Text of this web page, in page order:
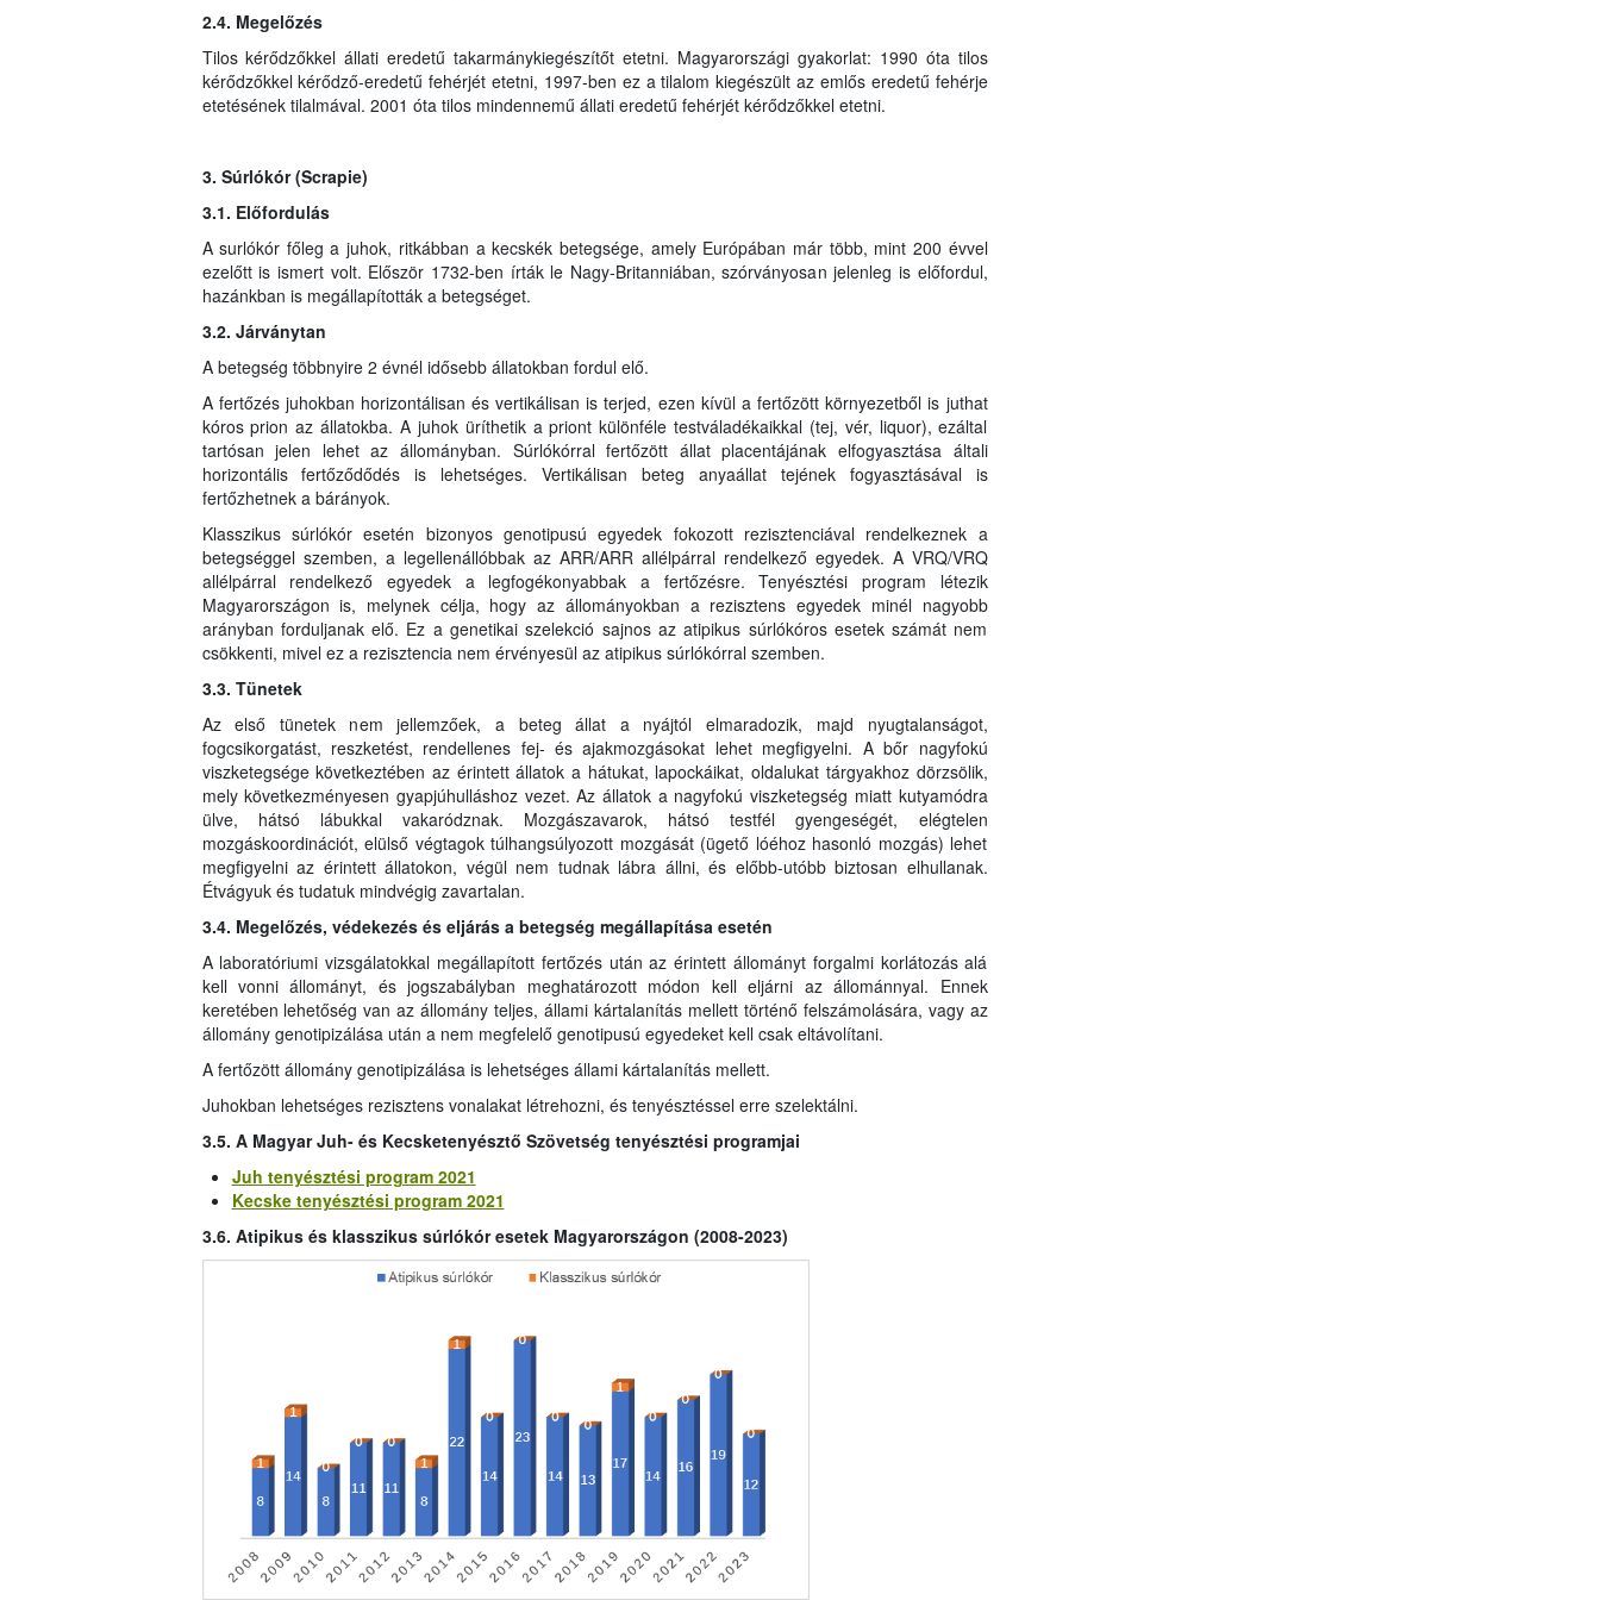
2.4. Megelőzés
Tilos kérődzőkkel állati eredetű takarmánykiegészítőt etetni. Magyarországi gyakorlat: 1990 óta tilos
kérődzőkkel kérődző-eredetű fehérjét etetni, 1997-ben ez a tilalom kiegészült az emlős eredetű fehérje
etetésének tilalmával. 2001 óta tilos mindennemű állati eredetű fehérjét kérődzőkkel etetni.
3. Súrlókór (Scrapie)
3.1. Előfordulás
A surlókór főleg a juhok, ritkábban a kecskék betegsége, amely Európában már több, mint 200 évvel
ezelőtt is ismert volt. Először 1732-ben írták le Nagy-Britanniában, szórványosan jelenleg is előfordul,
hazánkban is megállapították a betegséget.
3.2. Járványtan
A betegség többnyire 2 évnél idősebb állatokban fordul elő.
A fertőzés juhokban horizontálisan és vertikálisan is terjed, ezen kívül a fertőzött környezetből is juthat
kóros prion az állatokba. A juhok üríthetik a priont különféle testváladékaikkal (tej, vér, liquor), ezáltal
tartósan jelen lehet az állományban. Súrlókórral fertőzött állat placentájának elfogyasztása általi
horizontális fertőződődés is lehetséges. Vertikálisan beteg anyaállat tejének fogyasztásával is
fertőzhetnek a bárányok.
Klasszikus súrlókór esetén bizonyos genotipusú egyedek fokozott rezisztenciával rendelkeznek a
betegséggel szemben, a legellenállóbbak az ARR/ARR allélpárral rendelkező egyedek. A VRQ/VRQ
allélpárral rendelkező egyedek a legfogékonyabbak a fertőzésre. Tenyésztési program létezik
Magyarországon is, melynek célja, hogy az állományokban a rezisztens egyedek minél nagyobb
arányban forduljanak elő. Ez a genetikai szelekció sajnos az atipikus súrlókóros esetek számát nem
csökkenti, mivel ez a rezisztencia nem érvényesül az atipikus súrlókórral szemben.
3.3. Tünetek
Az első tünetek nem jellemzőek, a beteg állat a nyájtól elmaradozik, majd nyugtalanságot,
fogcsikorgatást, reszketést, rendellenes fej- és ajakmozgásokat lehet megfigyelni. A bőr nagyfokú
viszketegsége következtében az érintett állatok a hátukat, lapockáikat, oldalukat tárgyakhoz dörzsölik,
mely következményesen gyapjúhulláshoz vezet. Az állatok a nagyfokú viszketegség miatt kutyamódra
ülve, hátsó lábukkal vakaródznak. Mozgászavarok, hátsó testfél gyengeségét, elégtelen
mozgáskoordinációt, elülső végtagok túlhangsúlyozott mozgását (ügető lóéhoz hasonló mozgás) lehet
megfigyelni az érintett állatokon, végül nem tudnak lábra állni, és előbb-utóbb biztosan elhullanak.
Étvágyuk és tudatuk mindvégig zavartalan.
3.4. Megelőzés, védekezés és eljárás a betegség megállapítása esetén
A laboratóriumi vizsgálatokkal megállapított fertőzés után az érintett állományt forgalmi korlátozás alá
kell vonni állományt, és jogszabályban meghatározott módon kell eljárni az állománnyal. Ennek
keretében lehetőség van az állomány teljes, állami kártalanítás mellett történő felszámolására, vagy az
állomány genotipizálása után a nem megfelelő genotipusú egyedeket kell csak eltávolítani.
A fertőzött állomány genotipizálása is lehetséges állami kártalanítás mellett.
Juhokban lehetséges rezisztens vonalakat létrehozni, és tenyésztéssel erre szelektálni.
3.5. A Magyar Juh- és Kecsketenyésztő Szövetség tenyésztési programjai
Juh tenyésztési program 2021
Kecske tenyésztési program 2021
3.6. Atipikus és klasszikus súrlókór esetek Magyarországon (2008-2023)